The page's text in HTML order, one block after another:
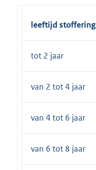
leeftijd stoffering
tot 2 jaar
van 2 tot 4 jaar
van 4 tot 6 jaar
van 6 tot 8 jaar